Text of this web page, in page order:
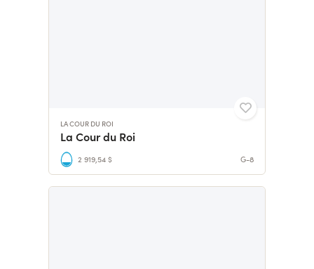
LA COUR DU ROI
La Cour du Roi
2 919,54 $ G-8